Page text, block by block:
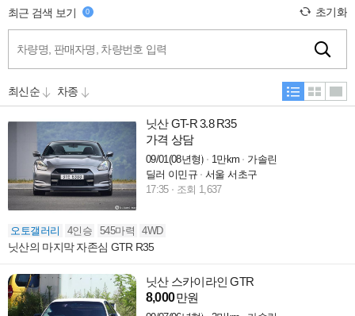
최근 검색 보기 0 초기화
닛산 GT-R 3.8 R35
가격 상담
09/01(08년형) 1만km
가솔린
딜러 이민규
서울 서초구
17:35
조회 1,637
오토갤러리 4인승 545마력 4WD
닛산의 마지막 자존심 GTR R35
닛산 스카이라인 GTR
8,000만원